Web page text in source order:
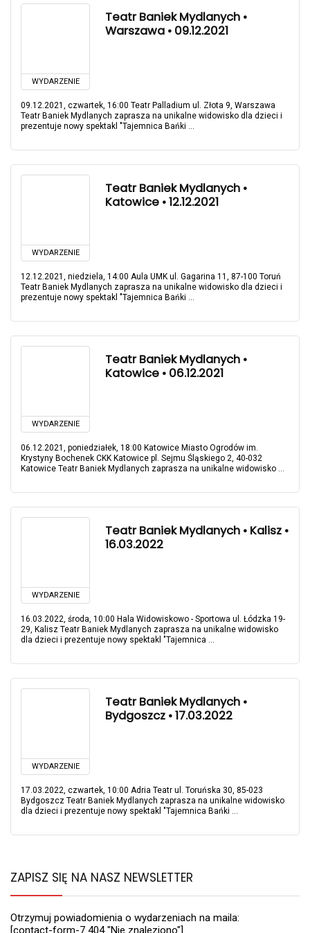
WYDARZENIE
Teatr Baniek Mydlanych •
Warszawa • 09.12.2021
09.12.2021, czwartek, 16:00 Teatr Palladium ul. Złota 9, Warszawa
Teatr Baniek Mydlanych zaprasza na unikalne widowisko dla dzieci i
prezentuje nowy spektakl "Tajemnica Bańki ...
WYDARZENIE
Teatr Baniek Mydlanych •
Katowice • 12.12.2021
12.12.2021, niedziela, 14:00 Aula UMK ul. Gagarina 11, 87-100 Toruń
Teatr Baniek Mydlanych zaprasza na unikalne widowisko dla dzieci i
prezentuje nowy spektakl "Tajemnica Bańki ...
WYDARZENIE
Teatr Baniek Mydlanych •
Katowice • 06.12.2021
06.12.2021, poniedziałek, 18:00 Katowice Miasto Ogrodów im.
Krystyny Bochenek CKK Katowice pl. Sejmu Śląskiego 2, 40-032
Katowice Teatr Baniek Mydlanych zaprasza na unikalne widowisko ...
WYDARZENIE
Teatr Baniek Mydlanych • Kalisz •
16.03.2022
16.03.2022, środa, 10:00 Hala Widowiskowo - Sportowa ul. Łódzka 19-
29, Kalisz Teatr Baniek Mydlanych zaprasza na unikalne widowisko
dla dzieci i prezentuje nowy spektakl "Tajemnica ...
WYDARZENIE
Teatr Baniek Mydlanych •
Bydgoszcz • 17.03.2022
17.03.2022, czwartek, 10:00 Adria Teatr ul. Toruńska 30, 85-023
Bydgoszcz Teatr Baniek Mydlanych zaprasza na unikalne widowisko
dla dzieci i prezentuje nowy spektakl "Tajemnica Bańki ...
ZAPISZ SIĘ NA NASZ NEWSLETTER
Otrzymuj powiadomienia o wydarzeniach na maila:
[contact-form-7 404 "Nie znaleziono"]